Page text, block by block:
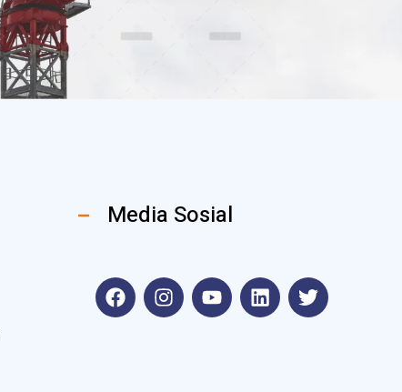
Media Sosial